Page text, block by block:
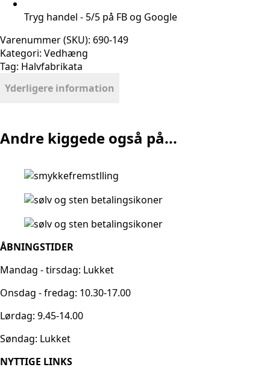
Tryg handel - 5/5 på FB og Google
Varenummer (SKU): 690-149
Kategori: Vedhæng
Tag: Halvfabrikata
Yderligere information
Andre kiggede også på...
ÅBNINGSTIDER
Mandag - tirsdag: Lukket
Onsdag - fredag: 10.30-17.00
Lørdag: 9.45-14.00
Søndag: Lukket
NYTTIGE LINKS